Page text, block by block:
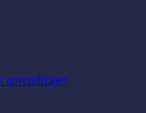
aprendizajes